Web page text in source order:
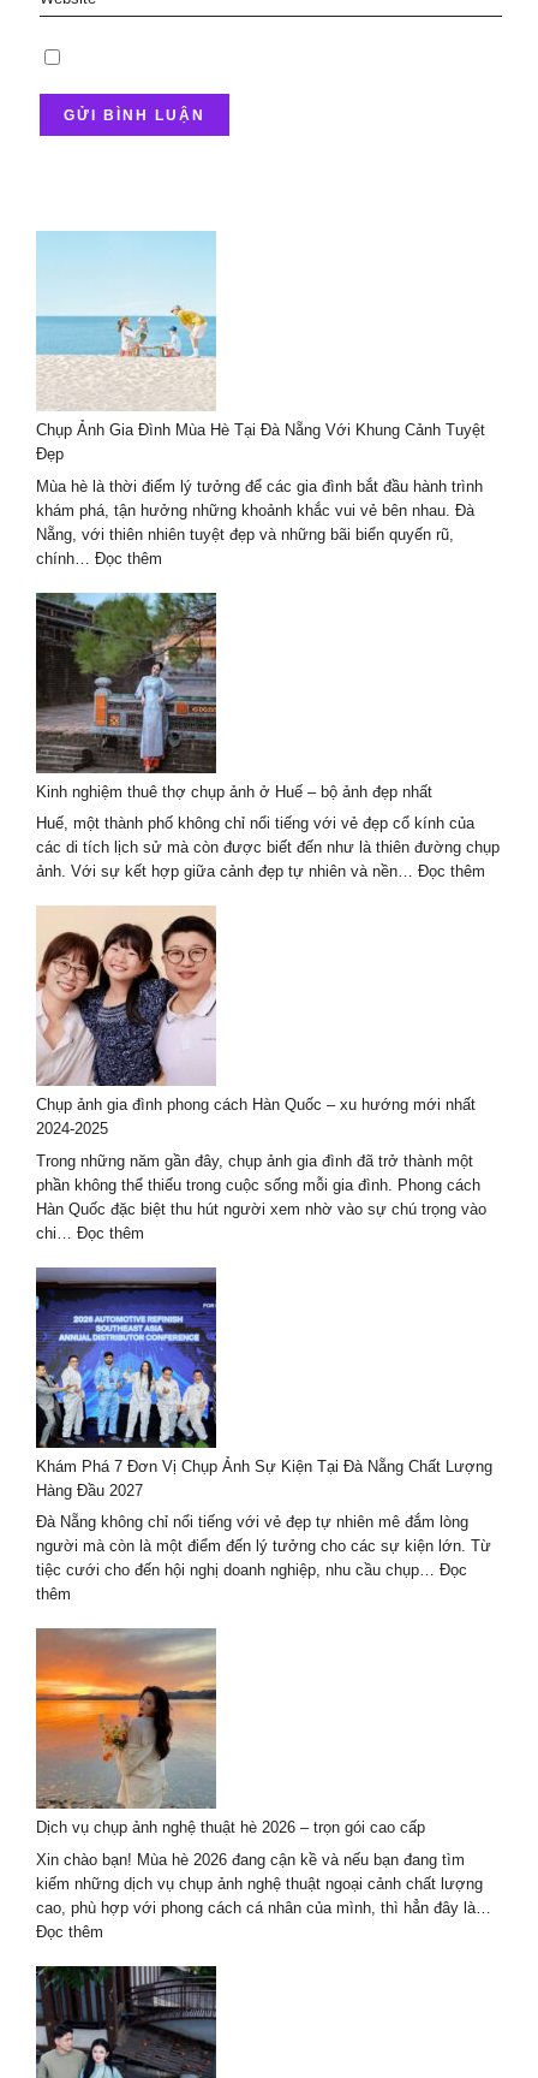
Chụp Ảnh Gia Đình Mùa Hè Tại Đà Nẵng Với Khung Cảnh Tuyệt
Đẹp
Mùa hè là thời điểm lý tưởng để các gia đình bắt đầu hành trình
khám phá, tận hưởng những khoảnh khắc vui vẻ bên nhau. Đà
Nẵng, với thiên nhiên tuyệt đẹp và những bãi biển quyến rũ,
chính… Đọc thêm
Ảnh
Gia
Đình
Mùa
Hè
Tại
Đà
Nẵng
Với
Khung
Cảnh
Tuyệt
Kinh nghiệm thuê thợ chụp ảnh ở Huế – bộ ảnh đẹp nhất
Huế, một thành phố không chỉ nổi tiếng với vẻ đẹp cổ kính của
các di tích lịch sử mà còn được biết đến như là thiên đường chụp
ảnh. Với sự kết hợp giữa cảnh đẹp tự nhiên và nền… Đọc thêm
Chụp ảnh gia đình phong cách Hàn Quốc – xu hướng mới nhất
2024-2025
Trong những năm gần đây, chụp ảnh gia đình đã trở thành một
phần không thể thiếu trong cuộc sống mỗi gia đình. Phong cách
Hàn Quốc đặc biệt thu hút người xem nhờ vào sự chú trọng vào
chi… Đọc thêm
ảnh
gia
đình
phong
cách
Hàn
Quốc
–
xu
mới
nhất
2024-
Khám Phá 7 Đơn Vị Chụp Ảnh Sự Kiện Tại Đà Nẵng Chất Lượng
Hàng Đầu 2027
Đà Nẵng không chỉ nổi tiếng với vẻ đẹp tự nhiên mê đắm lòng
người mà còn là một điểm đến lý tưởng cho các sự kiện lớn. Từ
tiệc cưới cho đến hội nghị doanh nghiệp, nhu cầu chụp… Đọc
thêm
Phá
7
Đơn
Vị
Chụp
Ảnh
Sự
Kiện
Tại
Đà
Nẵng
Chất
Lượng
Đầu
2027
Dịch vụ chụp ảnh nghệ thuật hè 2026 – trọn gói cao cấp
Xin chào bạn! Mùa hè 2026 đang cận kề và nếu bạn đang tìm
kiếm những dịch vụ chụp ảnh nghệ thuật ngoại cảnh chất lượng
cao, phù hợp với phong cách cá nhân của mình, thì hẳn đây là…
Đọc thêm
vụ
chụp
ảnh
nghệ